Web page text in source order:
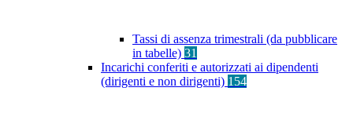
Tassi di assenza trimestrali (da pubblicare
in tabelle) 31
Incarichi conferiti e autorizzati ai dipendenti
(dirigenti e non dirigenti) 154